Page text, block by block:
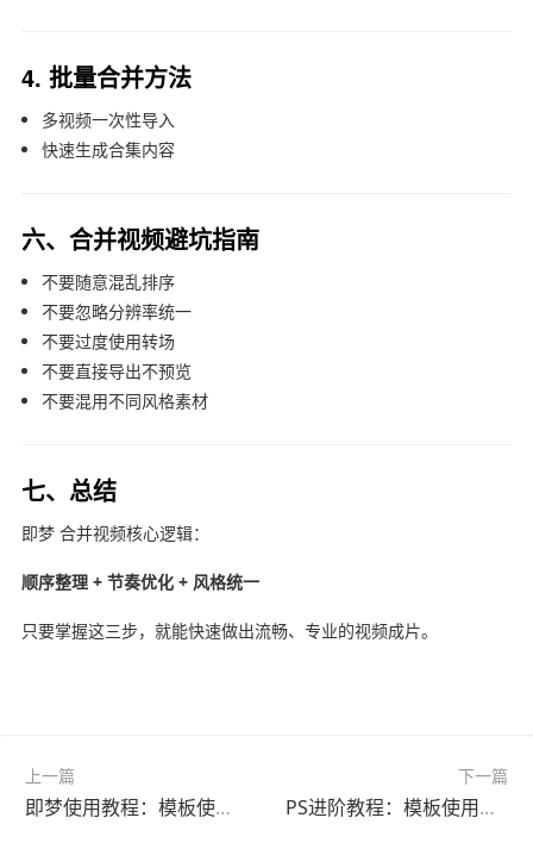
4. 批量合并方法
多视频一次性导入
快速生成合集内容
六、合并视频避坑指南
不要随意混乱排序
不要忽略分辨率统一
不要过度使用转场
不要直接导出不预览
不要混用不同风格素材
七、总结
即梦合并视频核心逻辑：
顺序整理 + 节奏优化 + 风格统一
只要掌握这三步，就能快速做出流畅、专业的视频成片。
上一篇
即梦使用教程：模板使用完整教程2025最新版（一看就会）
下一篇
PS进阶教程：模板使用完整教程2026最新版（避坑指南）